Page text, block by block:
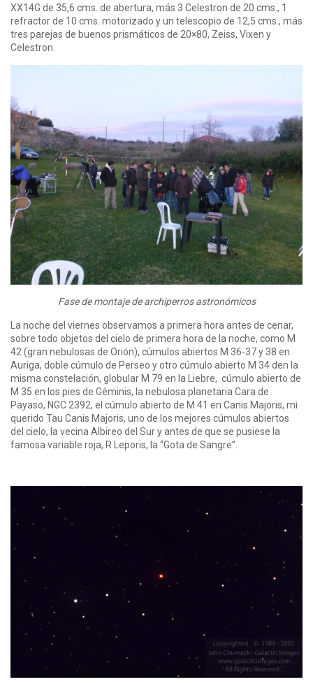
XX14G de 35,6 cms. de abertura, más 3 Celestron de 20 cms., 1
refractor de 10 cms. motorizado y un telescopio de 12,5 cms., más
tres parejas de buenos prismáticos de 20×80, Zeiss, Vixen y
Celestron
Fase de montaje de archiperros astronómicos
La noche del viernes observamos a primera hora antes de cenar,
sobre todo objetos del cielo de primera hora de la noche, como M
42 (gran nebulosas de Orión), cúmulos abiertos M 36-37 y 38 en
Auriga, doble cúmulo de Perseo y otro cúmulo abierto M 34 den la
misma constelación, globular M 79 en la Liebre, cúmulo abierto de
M 35 en los pies de Géminis, la nebulosa planetaria Cara de
Payaso, NGC 2392, el cúmulo abierto de M 41 en Canis Majoris, mi
querido Tau Canis Majoris, uno de los mejores cúmulos abiertos
del cielo, la vecina Albireo del Sur y antes de que se pusiese la
famosa variable roja, R Leporis, la “Gota de Sangre”.